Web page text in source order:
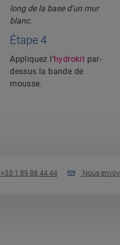
Étape 4
Appliquez l'hydrokit par-
dessus la bande de
mousse.
+33 1 89 88 44 44 Nous